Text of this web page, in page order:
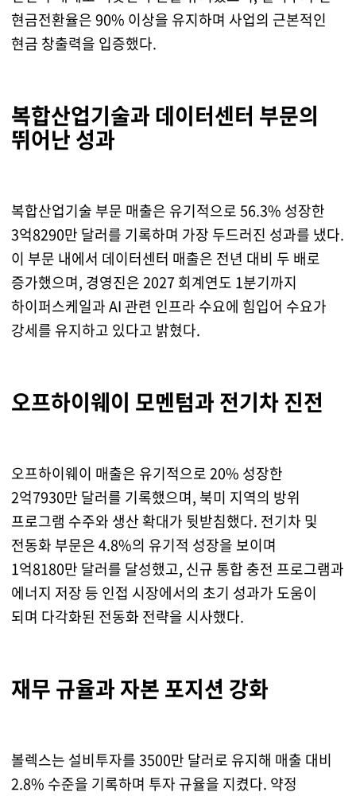
현금전환율은 90% 이상을 유지하며 사업의 근본적인
현금 창출력을 입증했다.
복합산업기술과 데이터센터 부문의
뛰어난 성과
복합산업기술 부문 매출은 유기적으로 56.3% 성장한
3억8290만 달러를 기록하며 가장 두드러진 성과를 냈다.
이 부문 내에서 데이터센터 매출은 전년 대비 두 배로
증가했으며, 경영진은 2027 회계연도 1분기까지
하이퍼스케일과 AI 관련 인프라 수요에 힘입어 수요가
강세를 유지하고 있다고 밝혔다.
오프하이웨이 모멘텀과 전기차 진전
오프하이웨이 매출은 유기적으로 20% 성장한
2억7930만 달러를 기록했으며, 북미 지역의 방위
프로그램 수주와 생산 확대가 뒷받침했다. 전기차 및
전동화 부문은 4.8%의 유기적 성장을 보이며
1억8180만 달러를 달성했고, 신규 통합 충전 프로그램과
에너지 저장 등 인접 시장에서의 초기 성과가 도움이
되며 다각화된 전동화 전략을 시사했다.
재무 규율과 자본 포지션 강화
볼렉스는 설비투자를 3500만 달러로 유지해 매출 대비
2.8% 수준을 기록하며 투자 규율을 지켰다. 약정